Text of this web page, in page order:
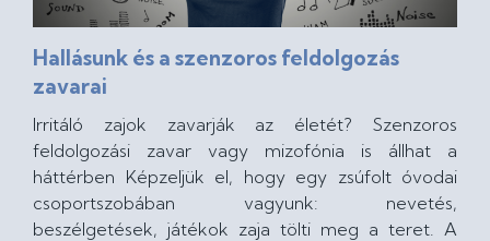
Hallásunk és a szenzoros feldolgozás
zavarai
Irritáló zajok zavarják az életét? Szenzoros
feldolgozási zavar vagy mizofónia is állhat a
háttérben Képzeljük el, hogy egy zsúfolt óvodai
csoportszobában vagyunk: nevetés,
beszélgetések, játékok zaja tölti meg a teret. A